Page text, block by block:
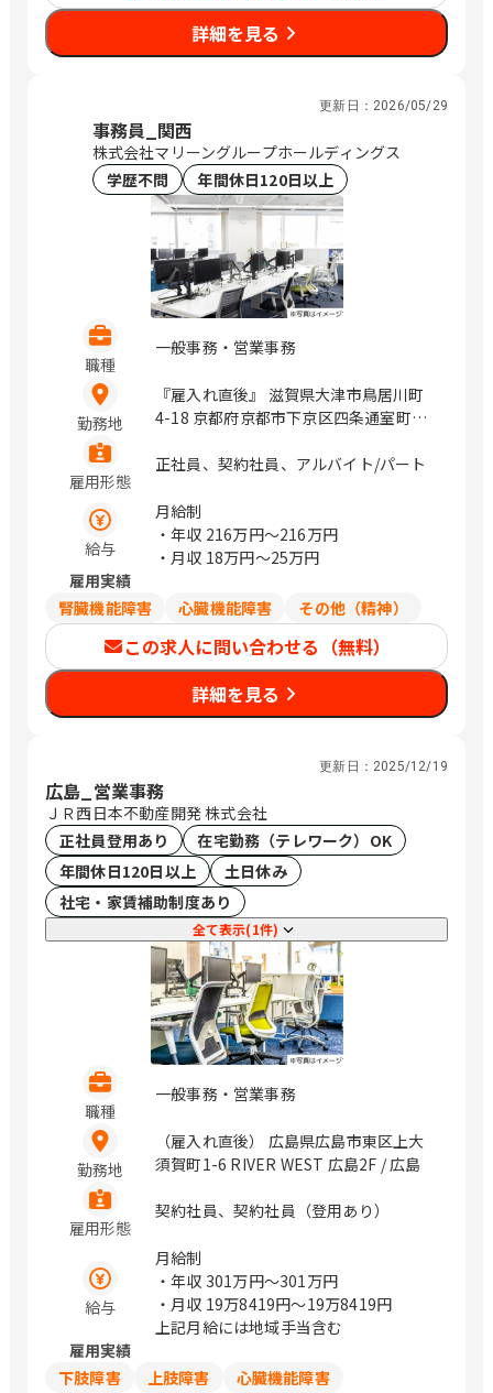
詳細を見る
更新日： 2026/05/29
事務員_関西
株式会社マリーングループホールディングス
学歴不問
年間休日120日以上
職種
一般事務・営業事務
勤務地
『雇入れ直後』 滋賀県大津市鳥居川町
4-18 京都府京都市下京区四条通室町東
古市3丁目23-23 兵庫県西脇市下戸田
雇用形態
正社員、契約社員、アルバイト/パート
給与
月給制
・年収 216万円〜216万円
・月収 18万円〜25万円
雇用実績
腎臓機能障害
心臓機能障害 その他（精神）
この求人に問い合わせる（無料）
詳細を見る
更新日： 2025/12/19
広島_営業事務
ＪＲ西日本不動産開発 株式会社
正社員登用あり
在宅勤務（テレワーク）OK
年間休日120日以上
土日休み
社宅・家賃補助制度あり
全て表示(1件)
職種
一般事務・営業事務
勤務地
（雇入れ直後） 広島県広島市東区上大
須賀町1-6 RIVER WEST 広島2F / 広島
雇用形態
契約社員、契約社員（登用あり）
給与
月給制
・年収 301万円〜301万円
・月収 19万8419円〜19万8419円
上記月給には地域手当含む
雇用実績
下肢障害
上肢障害 心臓機能障害